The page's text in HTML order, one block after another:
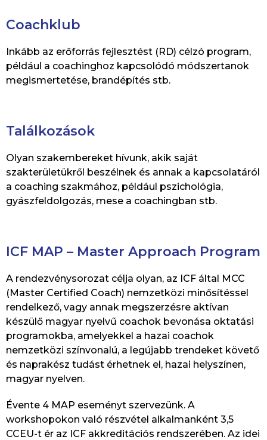
Coachklub
Inkább az erőforrás fejlesztést (RD) célzó program,
például a coachinghoz kapcsolódó módszertanok
megismertetése, brandépítés stb.
Találkozások
Olyan szakembereket hívunk, akik saját
szakterületükről beszélnek és annak a kapcsolatáról
a coaching szakmához, például pszichológia,
gyászfeldolgozás, mese a coachingban stb.
ICF MAP – Master Approach Program
A rendezvénysorozat célja olyan, az ICF által MCC
(Master Certified Coach) nemzetközi minősítéssel
rendelkező, vagy annak megszerzésre aktívan
készülő magyar nyelvű coachok bevonása oktatási
programokba, amelyekkel a hazai coachok
nemzetközi színvonalú, a legújabb trendeket követő
és naprakész tudást érhetnek el, hazai helyszínen,
magyar nyelven.
Évente 4 MAP eseményt szervezünk. A
workshopokon való részvétel alkalmanként 3,5
CCEU-t ér az ICF akkreditációs rendszerében. Az idei